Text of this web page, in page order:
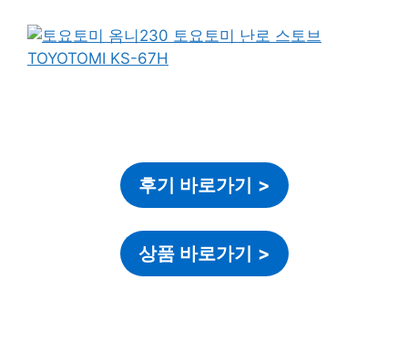
후기 바로가기 >
상품 바로가기 >